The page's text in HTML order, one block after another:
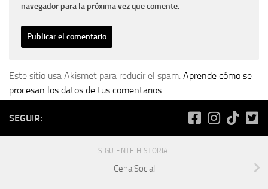
navegador para la próxima vez que comente.
Este sitio usa Akismet para reducir el spam. Aprende cómo se
procesan los datos de tus comentarios.
SEGUIR:
SIGUIENTE HISTORIA
Cena Social